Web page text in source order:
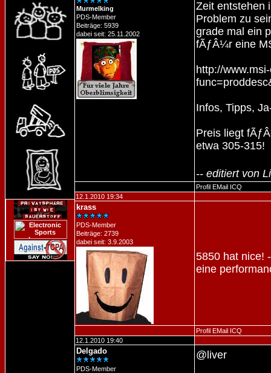
Murmelking
PDS-Member
Beiträge: 5939
dabei seit: 25.11.2002
Zeit entstehen
Problem zu
grade mal ein
fÃƒÂ¼r eine
http://
Infos, Tipps,
Preis liegt
etwa 305-315!
-- editiert von
Profil EMail ICQ
12.1.2010 19:34
krass
PDS-Member
Beiträge: 2739
dabei seit: 3.9.2003
5850 hat nice!
eine
Profil EMail ICQ
12.1.2010 19:40
Delgado
PDS-Member
@liver